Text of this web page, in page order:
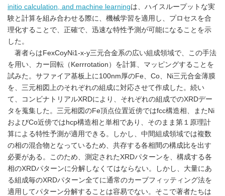
initio calculation, and machine learningは、ハイスループットな実
験と計算を組み合わせる際に、機械学習を適用し、プロセスを合
理化することで、正確で、迅速な特性予測が可能になることを示
した。
著者らはFexCoyNi1-x-y三元合金系の広い組成領域で、この手法
を用い、カー回転（Kerrrotation）を計算、マッピングすることを
試みた。サファイア基板上に100nm厚のFe、Co、Ni三元合金薄膜
を、三元相図上のそれぞれの組成に対応させて作成した。続い
て、コンビナトリアルXRDにより、それぞれの組成でのXRDデー
タを蒐集した。三元相図のFe頂点位置近傍ではfcc構造相、またNi
およびCo近傍ではhcp構造相と単相であり、そのまま第１原理計
算による特性予測が適用できる。しかし、中間組成領域では複数
の相の混合物となっているため、共存する各相間の構成比を出す
必要がある。このため、測定されたXRDパターンを、構成する各
相のXRDパターンに分解しなくてはならない。しかし、大量にあ
る組成毎のXRDパターン全てに通常のカーブフィッティング法を
適用してパターン分解することは容易でない。そこで著者たちは